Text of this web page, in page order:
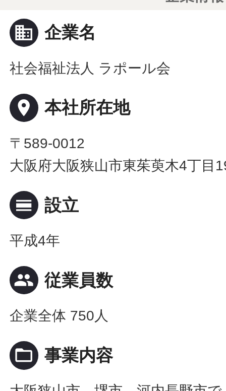
business 企業名
社会福祉法人 ラポール会
place 本社所在地
〒589-0012
大阪府大阪狭山市東茱萸木4丁目
calendar_view_day 設立
平成4年
people 従業員数
企業全体 750人
folder_open 事業内容